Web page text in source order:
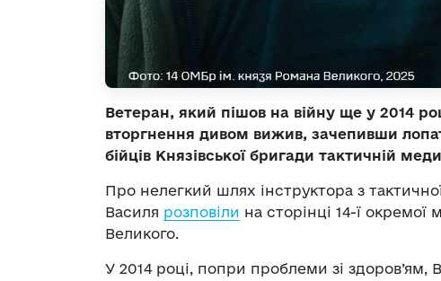
Ветеран, який пішов на війну ще у 2014
вторгнення дивом вижив, зачепивши
бійців Князівської бригади тактичній
Про нелегкий шлях інструктора з
Василя розповіли на сторінці 14-ї окремої
Великого.
У 2014 році, попри проблеми зі здоров’ям,